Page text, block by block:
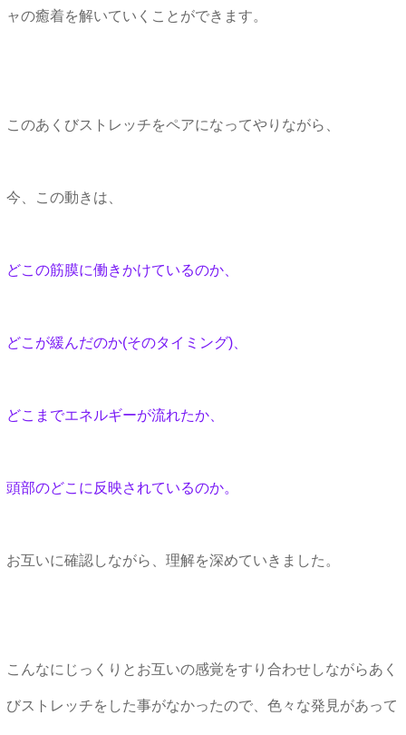
ャの癒着を解いていくことができます。
このあくびストレッチをペアになってやりながら、
今、この動きは、
どこの筋膜に働きかけているのか、
どこが緩んだのか(そのタイミング)、
どこまでエネルギーが流れたか、
頭部のどこに反映されているのか。
お互いに確認しながら、理解を深めていきました。
こんなにじっくりとお互いの感覚をすり合わせしながらあく
びストレッチをした事がなかったので、色々な発見があって